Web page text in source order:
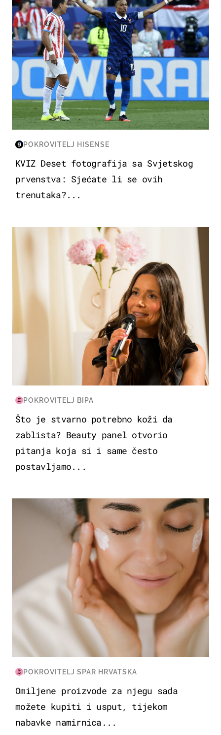
POKROVITELJ HISENSE
KVIZ Deset fotografija sa Svjetskog
prvenstva: Sjećate li se ovih
trenutaka?...
MODA & LJEPOTA
POKROVITELJ BIPA
Što je stvarno potrebno koži da
zablista? Beauty panel otvorio
pitanja koja si i same često
postavljamo...
MODA & LJEPOTA
POKROVITELJ SPAR HRVATSKA
Omiljene proizvode za njegu sada
možete kupiti i usput, tijekom
nabavke namirnica...